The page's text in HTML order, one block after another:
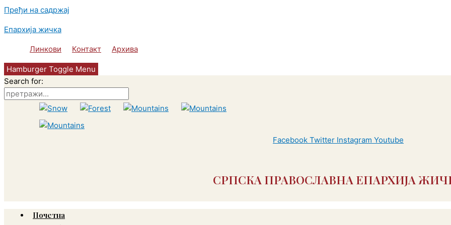
Пређи на садржај
Епархија жичка
Линкови Контакт Архива
Hamburger Toggle Menu
Search for:
Facebook Twitter Instagram Youtube
СРПСКА ПРАВОСЛАВНА ЕПАРХИЈА
Почетна